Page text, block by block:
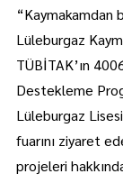
“Kaymakamdan
Lüleburgaz
TÜBİTAK’ın
Destekleme
Lüleburgaz
fuarını ziyaret
projeleri